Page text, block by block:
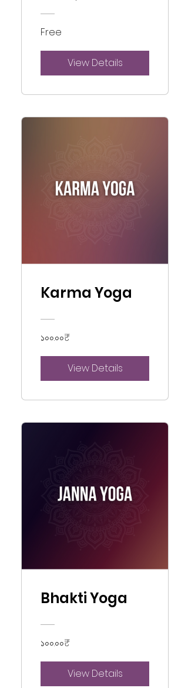
Free
View Details
Karma Yoga
১০০.০০₹
View Details
Bhakti Yoga
১০০.০০₹
View Details